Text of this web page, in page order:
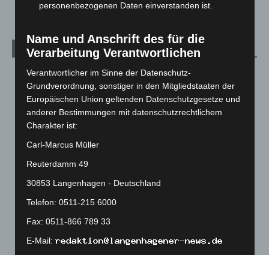
Kategorien
Blaulicht
Corona-News
Hannover und Region
Langenhagen und Ortsteile
Leserbriefe
Menschen
Über uns
Veranstaltungen
Welt
personenbezogenen Daten einverstanden ist.
Name und Anschrift des für die
Verarbeitung Verantwortlichen
Verantwortlicher im Sinne der Datenschutz-
Grundverordnung, sonstiger in den Mitgliedstaaten der
Europäischen Union geltenden Datenschutzgesetze und
anderer Bestimmungen mit datenschutzrechtlichem
Charakter ist:
Carl-Marcus Müller
Reuterdamm 49
30853 Langenhagen - Deutschland
Telefon: 0511-215 6000
Fax: 0511-866 789 33
E-Mail: